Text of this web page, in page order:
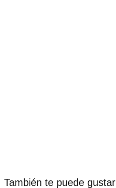
También te puede gustar